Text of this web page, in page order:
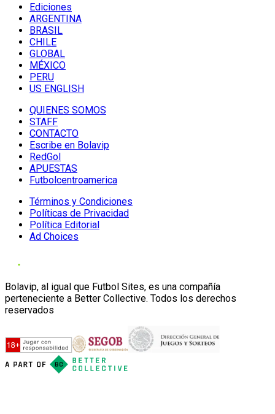
Ediciones
ARGENTINA
BRASIL
CHILE
GLOBAL
MÉXICO
PERU
US ENGLISH
QUIENES SOMOS
STAFF
CONTACTO
Escribe en Bolavip
RedGol
APUESTAS
Futbolcentroamerica
Términos y Condiciones
Políticas de Privacidad
Política Editorial
Ad Choices
Bolavip, al igual que Futbol Sites, es una compañía
perteneciente a Better Collective. Todos los derechos
reservados